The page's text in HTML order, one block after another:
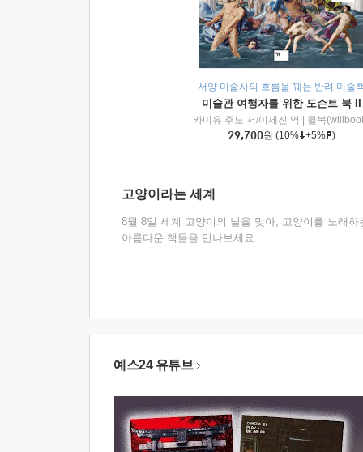
서양 미술사의 흐름을 꿰는 반려 미술
미술관 여행자를 위한 도슨트 북 II
카미유 주노 저/이세진 역
윌북
29,700원 (10% +5% )
고양이라는 세계
8월 8일 세계 고양이의 날을 맞아, 고양이를 노래하
아름다운 책들을 만나보세요.
예스24 유튜브